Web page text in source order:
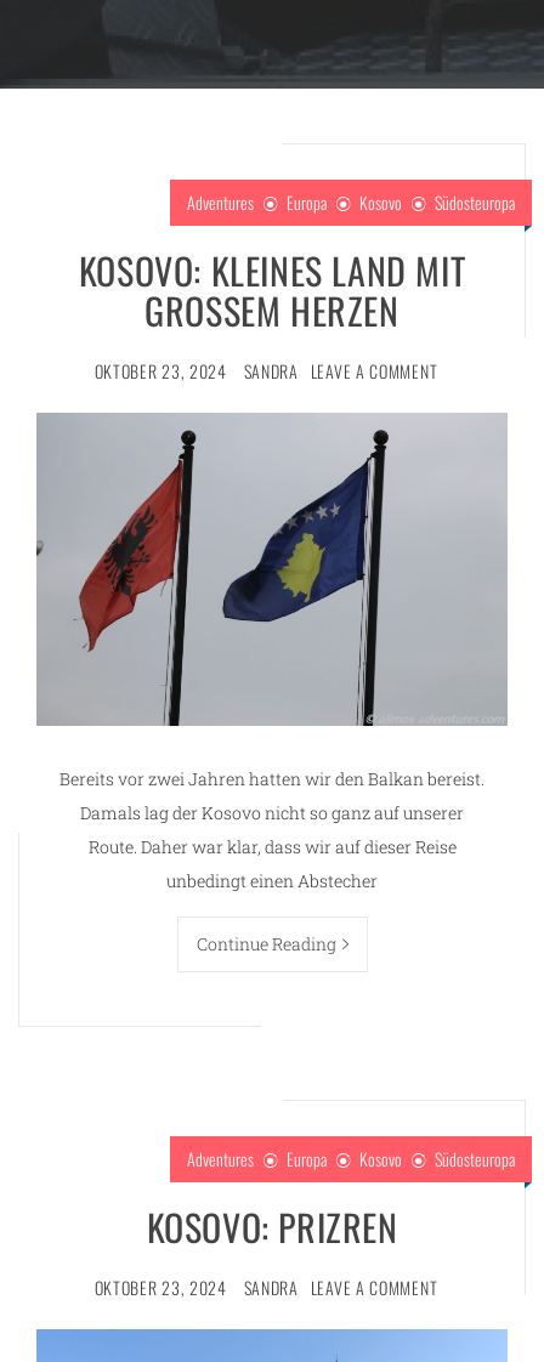
Adventures Europa Kosovo Südosteuropa
KOSOVO: KLEINES LAND MIT
GROSSEM HERZEN
OKTOBER 23, 2024 SANDRA LEAVE A COMMENT
Bereits vor zwei Jahren hatten wir den Balkan bereist.
Damals lag der Kosovo nicht so ganz auf unserer
Route. Daher war klar, dass wir auf dieser Reise
unbedingt einen Abstecher
Continue Reading
Adventures Europa Kosovo Südosteuropa
KOSOVO: PRIZREN
OKTOBER 23, 2024 SANDRA LEAVE A COMMENT